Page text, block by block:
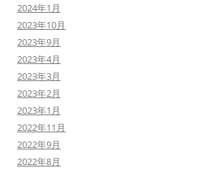
2024年1月
2023年10月
2023年9月
2023年4月
2023年3月
2023年2月
2023年1月
2022年11月
2022年9月
2022年8月